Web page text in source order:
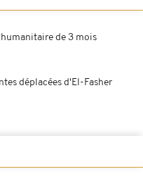
de 3 mois
déplacées d'El-Fasher